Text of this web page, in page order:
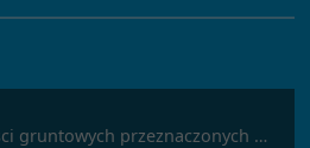
w drodze bezprzetargowej, stanowiących własność Miasta Stoczek Łukowski, położonych w Stoczku Łukowskim przy ul. J. Piłsudskiego